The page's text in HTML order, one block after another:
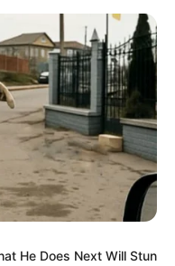
He Does Next Will Stun